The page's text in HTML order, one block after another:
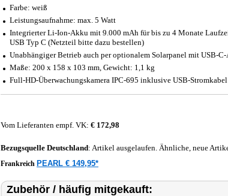
Farbe: weiß
Leistungsaufnahme: max. 5 Watt
Integrierter Li-Ion-Akku mit 9.000 mAh für bis zu 4 Monate
USB Typ C (Netzteil bitte dazu bestellen)
Unabhängiger Betrieb auch per optionalem Solarpanel mit USB-
Maße: 200 x 158 x 103 mm, Gewicht: 1,1 kg
Full-HD-Überwachungskamera IPC-695 inklusive USB-
Vom Lieferanten empf. VK: € 172,98
Bezugsquelle Deutschland: Artikel ausgelaufen. Ähnliche, neue
Frankreich PEARL € 149,95*
Zubehör / häufig mitgekauft: